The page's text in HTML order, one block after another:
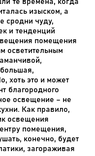
изыском, а
сродни чуду,
и тенденций
помещения
осветительным
хоть это и может
благородного
освещение – не
Как правило,
освещения
помещения,
конечно, будет
загораживая